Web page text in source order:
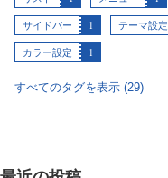
サイドバー
1 テーマ設定
カラー設定
1
すべてのタグを表示 (29)